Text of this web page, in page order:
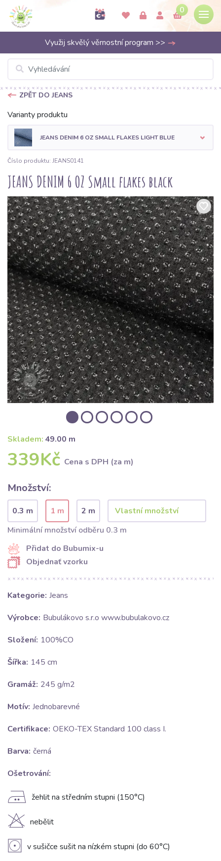
0
Využij skvělý věrnostní program >>
ZPĚT DO JEANS
Varianty produktu
JEANS DENIM 6 OZ SMALL FLAKES LIGHT BLUE
Číslo produktu: JEANS0141
JEANS DENIM 6 OZ Small flakes black
Skladem: 49.00 m
339Kč Cena s DPH (za m)
Množství:
0.3 m 1 m
2 m
Minimální množství odběru 0.3 m
Přidat do Bubumix-u
Objednať vzorku
Kategorie: Jeans
Výrobce: Bubulákovo s.r.o www.bubulakovo.cz
Složení: 100%CO
Šířka: 145 cm
Gramáž: 245 g/m2
Motív: Jednobarevné
Certifikace: OEKO-TEX Standard 100 class I.
Barva: černá
Ošetrování:
E žehlit na středním stupni (150°C)
H nebělit
V v sušičce sušit na nízkém stupni (do 60°C)